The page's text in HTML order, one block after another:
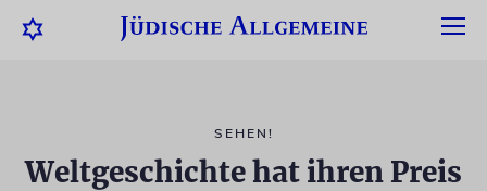
SEHEN!
Weltgeschichte hat ihren Preis